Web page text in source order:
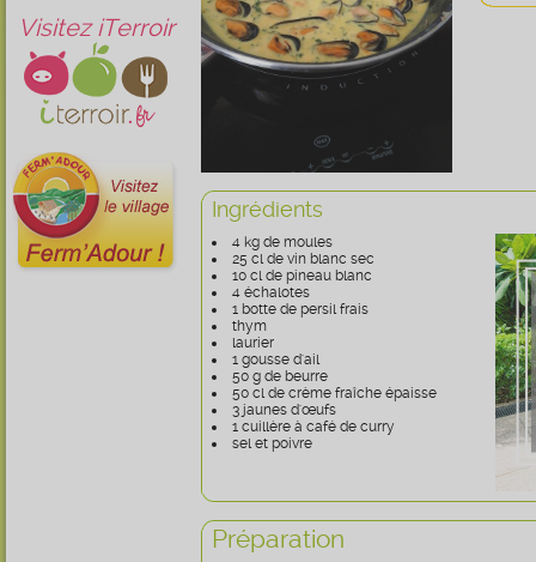
Visitez iTerroir
Ingrédients
4 kg de moules
25 cl de vin blanc sec
10 cl de pineau blanc
4 échalotes
1 botte de persil frais
thym
laurier
1 gousse d'ail
50 g de beurre
50 cl de crème fraîche épaisse
3 jaunes d'œufs
1 cuillère à café de curry
sel et poivre
Préparation